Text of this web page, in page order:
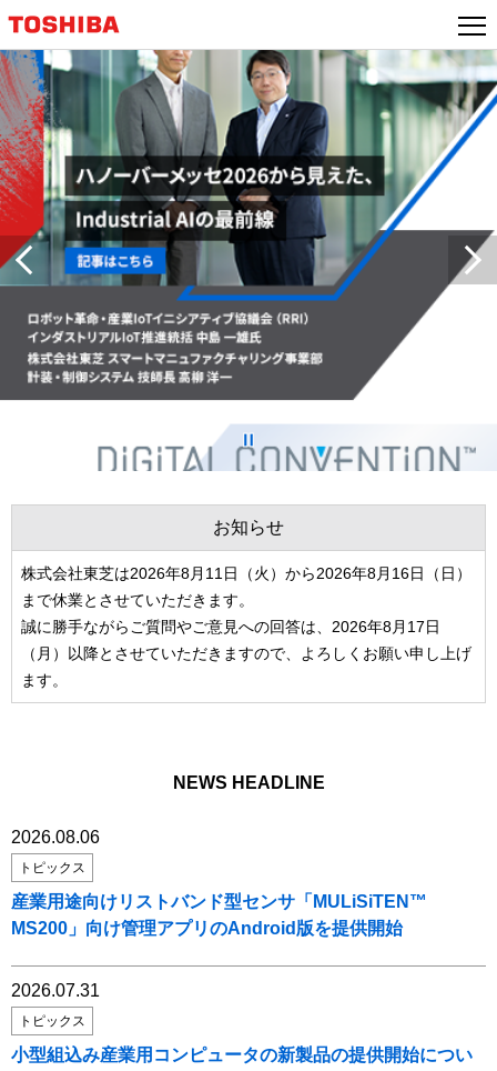
へ
ジ
ャ
ン
プ
詳細はこちら
お知らせ
株式会社東芝は2026年8月11日（火）から2026年8月16日（日）
まで休業とさせていただきます。
誠に勝手ながらご質問やご意見への回答は、2026年8月17日
（月）以降とさせていただきますので、よろしくお願い申し上げ
ます。
NEWS HEADLINE
2026.08.06
トピックス
産業用途向けリストバンド型センサ「MULiSiTEN™
MS200」向け管理アプリのAndroid版を提供開始
2026.07.31
トピックス
小型組込み産業用コンピュータの新製品の提供開始につい